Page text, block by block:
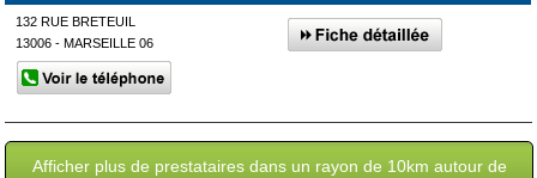
132 RUE BRETEUIL
13006 - MARSEILLE 06
Afficher plus de prestataires dans un rayon de 10km autour de